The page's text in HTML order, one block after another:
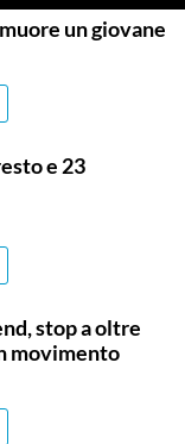
un giovane
e 23
stop a oltre
movimento